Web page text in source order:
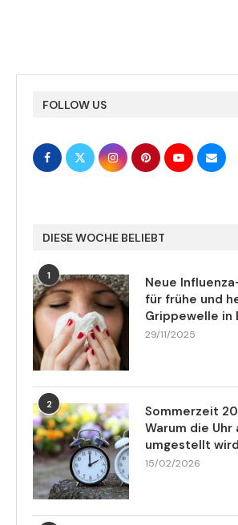
FOLLOW US
DIESE WOCHE BELIEBT
1
Neue
für frühe und
Grippewelle in
29/11/2025
2
Sommerzeit
Warum die Uhr
umgestellt wird
15/02/2026